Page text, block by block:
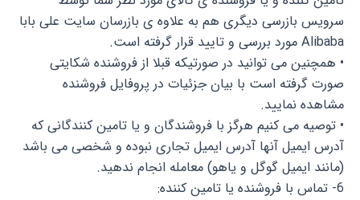
سرویس بازرسی دیگری هم به علاوه ی بازرسان سایت علی بابا
Alibaba مورد بررسی و تایید قرار گرفته است.
• همچنین می توانید در صورتیکه قبلا از فروشنده شکایتی
صورت گرفته است با بیان جزئیات در پروفایل فروشنده
مشاهده نمایید.
• توصیه می کنیم هرگز با فروشندگان و یا تامین کنندگانی که
آدرس ایمیل آنها آدرس ایمیل تجاری نبوده و شخصی می باشد
(مانند ایمیل گوگل و یاهو) معامله انجام ندهید.
6- تماس با فروشنده یا تامین کننده: